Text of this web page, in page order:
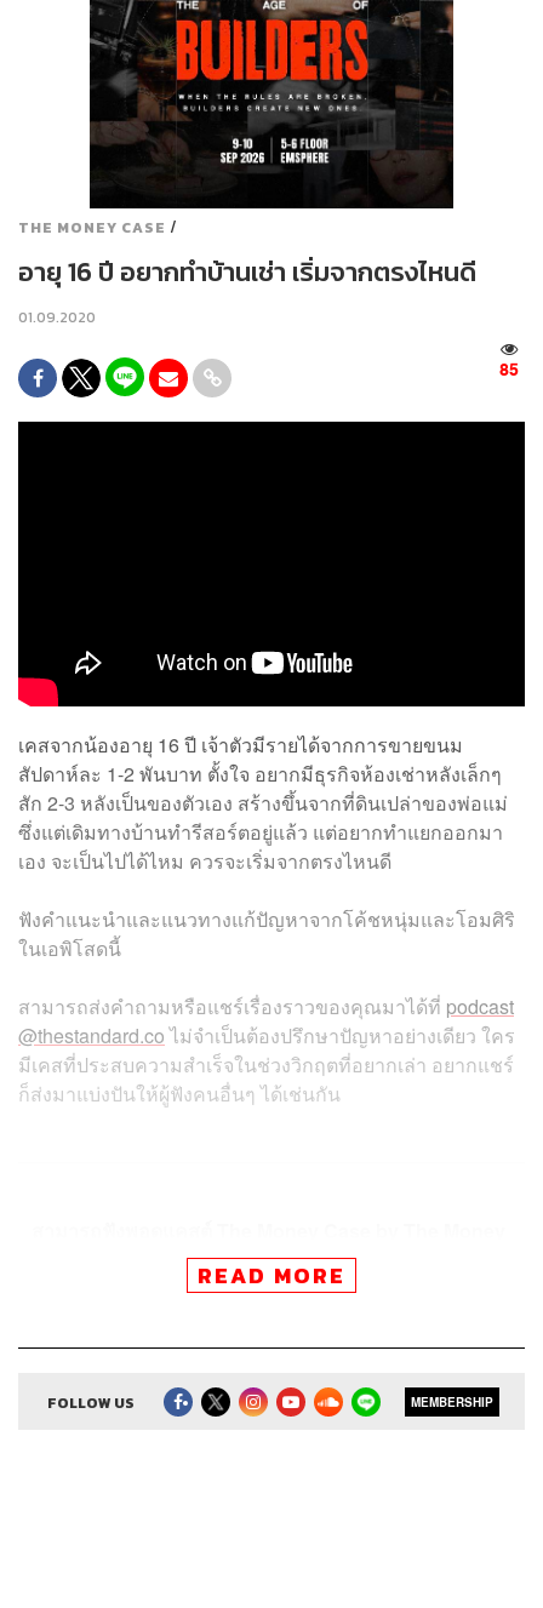
THE MONEY CASE /
อายุ 16 ปี อยากทำบ้านเช่า เริ่มจากตรงไหนดี
01.09.2020
85
เคสจากน้องอายุ 16 ปี เจ้าตัวมีรายได้จากการขายขนม
สัปดาห์ละ 1-2 พันบาท ตั้งใจ อยากมีธุรกิจห้องเช่าหลังเล็กๆ
สัก 2-3 หลังเป็นของตัวเอง สร้างขึ้นจากที่ดินเปล่าของพ่อแม่
ซึ่งแต่เดิมทางบ้านทำรีสอร์ตอยู่แล้ว แต่อยากทำแยกออกมา
เอง จะเป็นไปได้ไหม ควรจะเริ่มจากตรงไหนดี
ฟังคำแนะนำและแนวทางแก้ปัญหาจากโค้ชหนุ่มและโอมศิริ
ในเอพิโสดนี้
สามารถส่งคำถามหรือแชร์เรื่องราวของคุณมาได้ที่ podcast
@thestandard.coไม่จำเป็นต้องปรึกษาปัญหาอย่างเดียว ใคร
มีเคสที่ประสบความสำเร็จในช่วงวิกฤตที่อยากเล่า อยากแชร์
ก็ส่งมาแบ่งปันให้ผู้ฟังคนอื่นๆ ได้เช่นกัน
Coach
ผ่านแอปพลิเคชันต่างๆ ที่คุณสะดวกหรือใช้อยู่แล้วได้เลย
READ MORE
FOLLOW US MEMBERSHIP